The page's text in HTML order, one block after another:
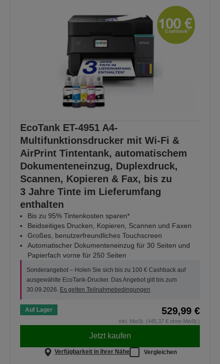
EcoTank ET-4951 A4-
Multifunktionsdrucker mit Wi-Fi &
AirPrint Tintentank, automatischem
Dokumenteneinzug, Duplexdruck,
Scannen, Kopieren & Fax, bis zu
3 Jahre Tinte im Lieferumfang
enthalten
Bis zu 95% Tintenkosten sparen*
Beidseitiges Drucken, Kopieren, Scannen und Faxen
Großes, benutzerfreundliches Touchscreen
Automatischer Dokumenteneinzug für 30 Seiten und
Papierfach vorne für 250 Seiten
Sonderangebot – Holen Sie sich bis zu 100 € Cashback auf
ausgewählte EcoTank-Drucker. Das Angebot gilt bis zum
30.09.2026. Es gelten Teilnahmebedingungen
Auf Lager 529,99 €
inkl. MwSt. (445,37 € ohne MwSt.)
Jetzt kaufen
Verfügbarkeit in Ihrer Nähe Vergleichen